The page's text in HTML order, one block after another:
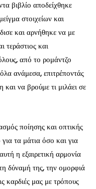
βιβλίο αποδείχθηκε
στοιχείων και
και αρνήθηκε να με
τεράστιος και
από το ρομάντζο
ανάμεσα, επιτρέποντάς
και να βρούμε τι μιλάει σε
ποίησης και οπτικής
τα μάτια όσο και για
η εξαιρετική αρμονία
δύναμή της, την ομορφιά
καρδιές μας με τρόπους